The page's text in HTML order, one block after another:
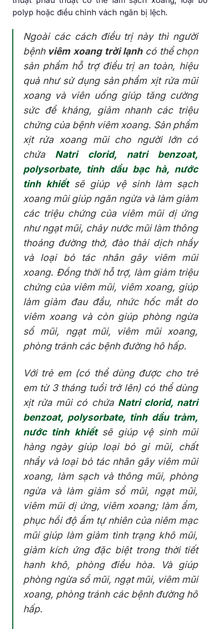
polyp hoặc điều chỉnh vách ngăn bị lệch.
Ngoài các cách điều trị này thì người
bệnh viêm xoang trời lạnhcó thể chọn
sản phẩm hỗ trợ điều trị an toàn, hiệu
quả như sử dụng sản phẩm xịt rửa mũi
xoang và viên uống giúp tăng cường
sức đề kháng, giảm nhanh các triệu
chứng của bệnh viêm xoang. Sản phẩm
xịt rửa xoang mũi cho người lớn có
chứa Natri clorid, natri benzoat,
polysorbate, tinh dầu bạc hà, nước
tinh khiếtsẽ giúp vệ sinh làm sạch
xoang mũi giúp ngăn ngừa và làm giảm
các triệu chứng của viêm mũi dị ứng
như ngạt mũi, chảy nước mũi làm thông
thoáng đường thở, đào thải dịch nhầy
và loại bỏ tác nhân gây viêm mũi
xoang. Đồng thời hỗ trợ, làm giảm triệu
chứng của viêm mũi, viêm xoang, giúp
làm giảm đau đầu, nhức hốc mắt do
viêm xoang và còn giúp phòng ngừa
sổ mũi, ngạt mũi, viêm mũi xoang,
phòng tránh các bệnh đường hô hấp.
Với trẻ em (có thể dùng được cho trẻ
em từ 3 tháng tuổi trở lên) có thể dùng
xịt rửa mũi có chứa Natri clorid, natri
benzoat, polysorbate, tinh dầu tràm,
nước tinh khiếtsẽ giúp vệ sinh mũi
hàng ngày giúp loại bỏ gỉ mũi, chất
nhầy và loại bỏ tác nhân gây viêm mũi
xoang, làm sạch và thông mũi, phòng
ngừa và làm giảm sổ mũi, ngạt mũi,
viêm mũi dị ứng, viêm xoang; làm ẩm,
phục hồi độ ẩm tự nhiên của niêm mạc
mũi giúp làm giảm tình trạng khô mũi,
giảm kích ứng đặc biệt trong thời tiết
hanh khô, phòng điều hòa. Và giúp
phòng ngừa sổ mũi, ngạt mũi, viêm mũi
xoang, phòng tránh các bệnh đường hô
hấp.